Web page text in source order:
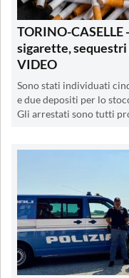
TORINO-
sigarette,
VIDEO
Sono stati individuati
e due depositi per lo
Gli arrestati sono tutti